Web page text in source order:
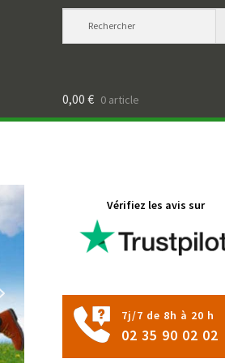
0,00 € 0 article
Vérifiez les avis sur
7j/7 de 8h à 20 h
02 35 90 02 02